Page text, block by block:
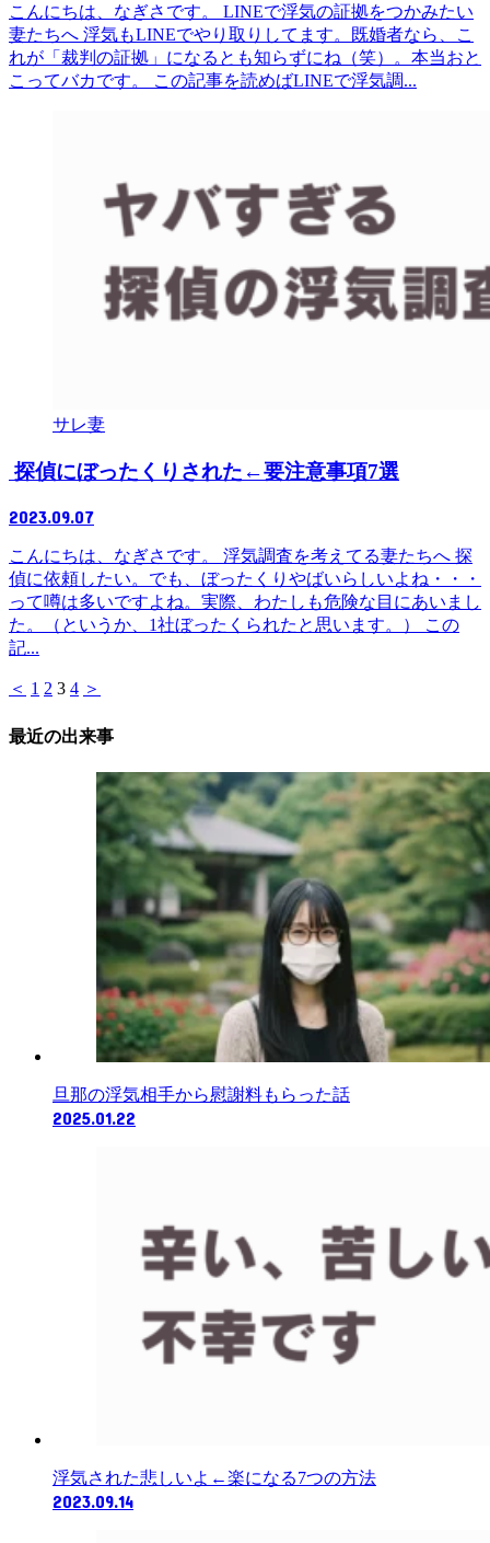
こんにちは、なぎさです。 LINEで浮気の証拠をつかみたい
妻たちへ 浮気もLINEでやり取りしてます。既婚者なら、こ
れが「裁判の証拠」になるとも知らずにね（笑）。本当おと
こってバカです。 この記事を読めばLINEで浮気調...
サレ妻
探偵にぼったくりされた←要注意事項7選
2023.09.07
こんにちは、なぎさです。 浮気調査を考えてる妻たちへ 探
偵に依頼したい。でも、ぼったくりやばいらしいよね・・・
って噂は多いですよね。実際、わたしも危険な目にあいまし
た。（というか、1社ぼったくられたと思います。） この
記...
＜ 1 2 3 4 ＞
最近の出来事
旦那の浮気相手から慰謝料もらった話
2025.01.22
浮気された悲しいよ←楽になる7つの方法
2023.09.14